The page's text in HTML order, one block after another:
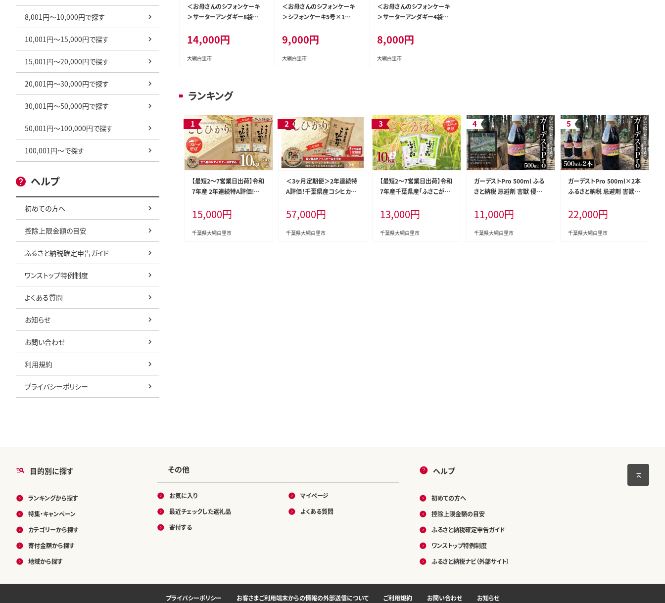
8,001円～10,000円で探す
10,001円～15,000円で探す
15,001円～20,000円で探す
20,001円～30,000円で探す
30,001円～50,000円で探す
50,001円～100,000円で探す
100,001円～で探す
ヘルプ
初めての方へ
控除上限金額の目安
ふるさと納税確定申告ガイド
ワンストップ特例制度
よくある質問
お知らせ
お問い合わせ
利用規約
プライバシーポリシー
＜お母さんのシフォンケーキ
＞サーターアンダギー8袋
さと納税 サーターアンダギ
ー お菓子 千葉県 大網白里
市 送料無料 V002
14,000円
大網白里市
＜お母さんのシフォンケーキ
＞シフォンケーキ5号×1個
ギー2袋（プレーン、塩1袋ず
つ） ふるさと納税 ケーキ シフ
ォンケーキ サーターアンダギ
9,000円
大網白里市
＜お母さんのシフォンケーキ
＞サーターアンダギー4袋
さと納税 サーターアンダギ
ー お菓子 千葉県 大網白里
市 送料無料 V004
8,000円
大網白里市
ランキング
【最短2～7営業日出荷】令和
7年産 2年連続特A評価!千
×2袋） お米 10kg 千葉県産
大網白里市 コシヒカリ 米 精
米 こめ 送料無料 E001
15,000円
千葉県大網白里市
＜3ヶ月定期便＞2年連続特
A評価！千葉県産コシヒカリ1
るさと納税 米 お米 定期便 1
0kg 3か月 30kg 千葉県産
大網白里市コシヒカリ 精米
57,000円
千葉県大網白里市
【最短2～7営業日出荷】令和
7年産千葉県産「ふさこがね」
g 千葉県産 大網白里市 ふさ
こがね 米 精米 こめ 送料無
料 A004
13,000円
千葉県大網白里市
ガーデストPro 500ml ふる
さと納税 忌避剤 害獣 侵入
策 イノシシ対策 鹿対策 シカ
対策 猫除け 猫よけ 犬除け
犬よけ 千葉県 大網白里市
11,000円
千葉県大網白里市
ガーデストPro 500ml×2本
ふるさと納税 忌避剤 害獣
猪対策 イノシシ対策 シカ対
策 鹿対策 猫除け 猫よけ 犬
除け 犬よけ 千葉県 大網白
22,000円
千葉県大網白里市
目的別に探す
ランキングから探す
特集・キャンペーン
カテゴリーから探す
寄付金額から探す
地域から探す
その他
お気に入り
最近チェックした返礼品
寄付する
マイページ
よくある質問
ヘルプ
初めての方へ
控除上限金額の目安
ふるさと納税確定申告ガイド
ワンストップ特例制度
ふるさと納税ナビ（外部サイト）
プライバシーポリシー お客さまご利用端末からの情報の外部送信について ご利用規約 お問い合わせ お知らせ